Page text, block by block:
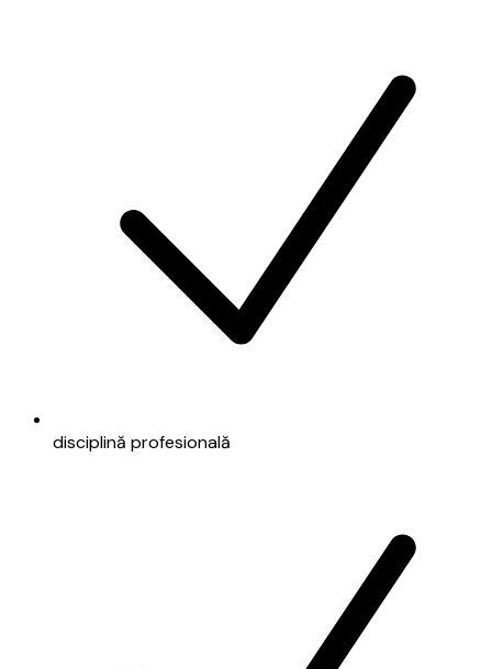
disciplină profesională